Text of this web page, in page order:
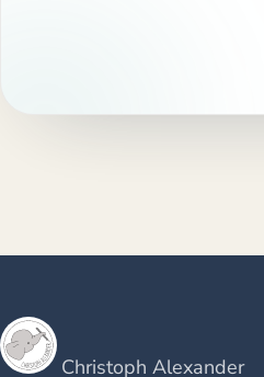
Christoph Alexander